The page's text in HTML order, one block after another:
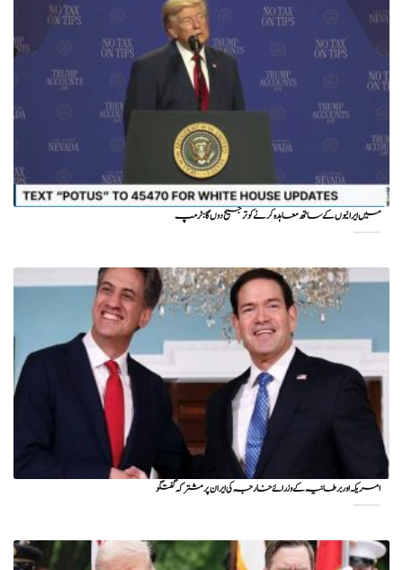
میں ایرانیوں کے ساتھ معاہدہ کرنے کو ترجیح دوں گا : ٹرمپ
امریکہ اور برطانیہ کے وزرائے خارجہ کی ایران پر مشترکہ گفتگو